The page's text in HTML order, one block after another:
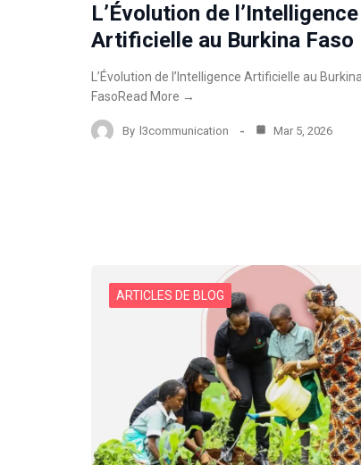
L’Évolution de l’Intelligence
Artificielle au Burkina Faso
L’Évolution de l’Intelligence Artificielle au Burkina
FasoRead More →
By l3communication Mar 5, 2026
ARTICLES DE BLOG